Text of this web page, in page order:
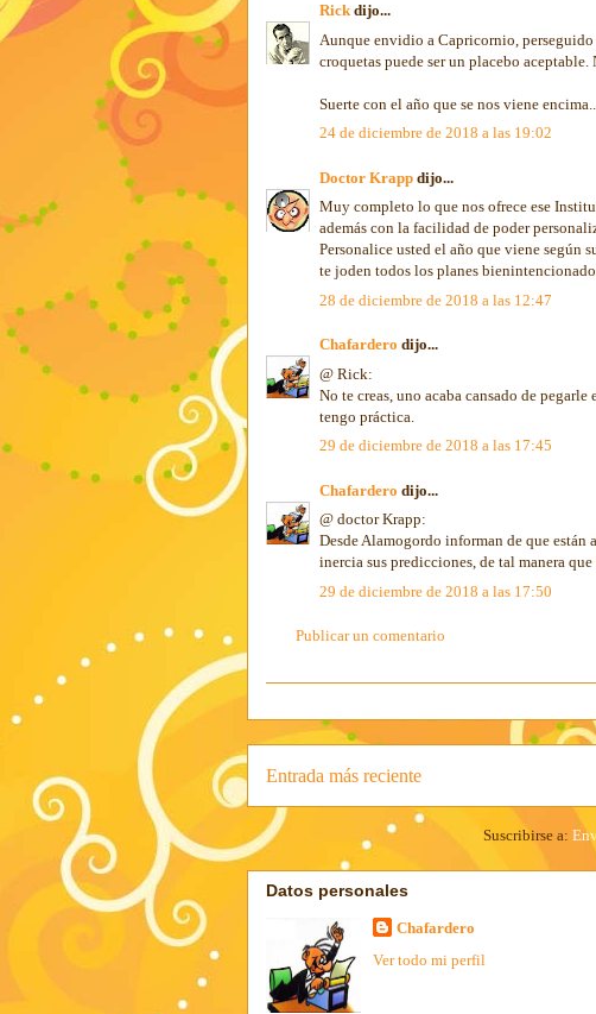
Rick dijo...
Aunque envidio a Capricornio,
croquetas puede ser un placebo
Suerte con el año que se nos viene encima....
24 de diciembre de 2018 a las 19:02
Doctor Krapp dijo...
Muy completo lo que nos ofrece ese
además con la facilidad de poder
Personalice usted el año que viene según
te joden todos los planes
28 de diciembre de 2018 a las 12:47
Chafardero dijo...
@ Rick:
No te creas, uno acaba cansado de
tengo práctica.
29 de diciembre de 2018 a las 17:45
Chafardero dijo...
@ doctor Krapp:
Desde Alamogordo informan de que
inercia sus predicciones, de tal manera
29 de diciembre de 2018 a las 17:50
Publicar un comentario
Entrada más reciente
Suscribirse a:
Datos personales
Chafardero
Ver todo mi perfil